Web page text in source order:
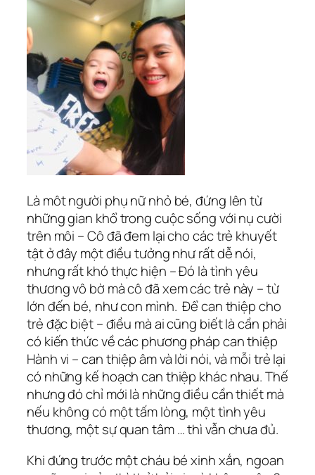
Là môt người phụ nữ nhỏ bé, đứng lên từ
những gian khổ trong cuộc sống với nụ cười
trên môi – Cô đã đem lại cho các trẻ khuyết
tật ở đây một điều tưởng như rất dễ nói,
nhưng rất khó thực hiện – Đó là tình yêu
thương vô bờ mà cô đã xem các trẻ này – từ
lớn đến bé, như con mình. Để can thiệp cho
trẻ đặc biệt – điều mà ai cũng biết là cần phải
có kiến thức về các phương pháp can thiệp
Hành vi – can thiệp âm và lời nói, và mỗi trẻ lại
có những kế hoạch can thiệp khác nhau. Thế
nhưng đó chỉ mới là những điều cần thiết mà
nếu không có một tấm lòng, một tình yêu
thương, một sự quan tâm … thì vẫn chưa đủ.
Khi đứng trước một cháu bé xinh xắn, ngoan